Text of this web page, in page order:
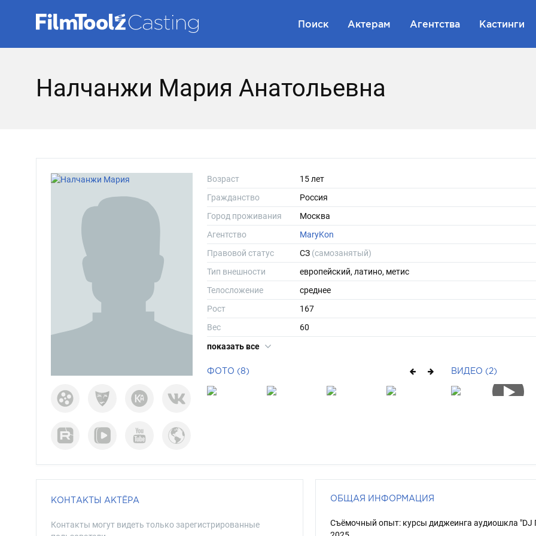
Поиск Актерам Агентства Кастинги
Налчанжи Мария Анатольевна
Возраст
15 лет
Гражданство
Россия
Город проживания
Москва
Агентство
MaryKon
Правовой статус
СЗ (самозанятый)
Тип внешности
европейский, латино, метис
Телосложение
среднее
Рост
167
Вес
60
Размер одежды
показать все
ФОТО (8) ВИДЕО (2)
КОНТАКТЫ АКТЁРА
Контакты могут видеть только зарегистрированные
ОБЩАЯ ИНФОРМАЦИЯ
Съёмочный опыт: курсы диджеинга аудиошкла "DJ